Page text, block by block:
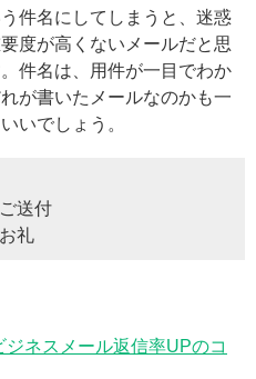
件名にしてしまうと、迷惑
度が高くないメールだと思
件名は、用件が一目でわか
が書いたメールなのかも一
いでしょう。
送付
礼
ネスメール返信率UPのコ